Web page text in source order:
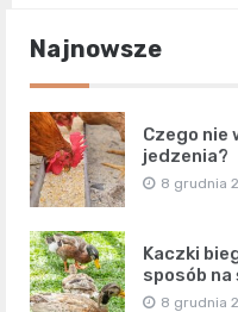
Najnowsze
Czego nie
jedzenia?
8 grudnia
Kaczki
sposób na
8 grudnia